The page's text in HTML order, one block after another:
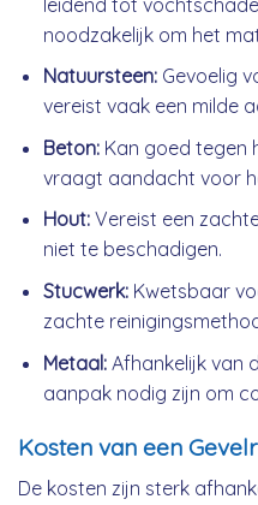
noodzakelijk om het
Natuursteen:Gevoelig
vereist vaak een milde
Beton:Kan goed tegen
vraagt aandacht voor
Hout:Vereist een
niet te beschadigen.
Stucwerk:Kwetsbaar
zachte
Metaal:Afhankelijk van
aanpak nodig zijn om
Kosten van een
De kosten zijn sterk